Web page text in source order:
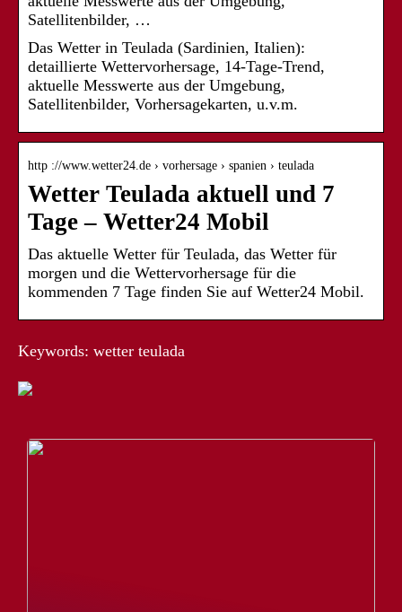
Satellitenbilder, …
Das Wetter in Teulada (Sardinien, Italien):
detaillierte Wettervorhersage, 14-Tage-Trend,
aktuelle Messwerte aus der Umgebung,
Satellitenbilder, Vorhersagekarten, u.v.m.
http ://www.wetter24.de › vorhersage › spanien › teulada
Wetter Teulada aktuell und 7
Tage – Wetter24 Mobil
Das aktuelle Wetter für Teulada, das Wetter für
morgen und die Wettervorhersage für die
kommenden 7 Tage finden Sie auf Wetter24 Mobil.
Keywords: wetter teulada